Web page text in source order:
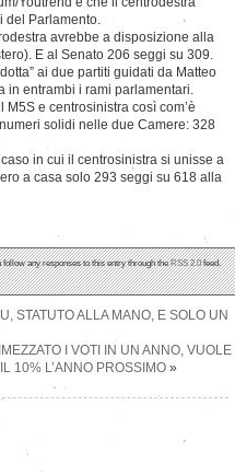
del Parlamento.
avrebbe a disposizione alla
E al Senato 206 seggi su 309.
ai due partiti guidati da Matteo
in entrambi i rami parlamentari.
e centrosinistra così com’è
solidi nelle due Camere: 328
in cui il centrosinistra si unisse a
a casa solo 293 seggi su 618 alla
follow any responses to this entry through theRSS 2.0feed.
STATUTO ALLA MANO, E SOLO UN
I VOTI IN UN ANNO, VUOLE
10% L’ANNO PROSSIMO»